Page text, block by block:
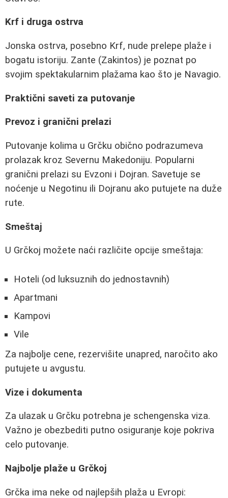
Krf i druga ostrva
Jonska ostrva, posebno Krf, nude prelepe plaže i
bogatu istoriju. Zante (Zakintos) je poznat po
svojim spektakularnim plažama kao što je Navagio.
Praktični saveti za putovanje
Prevoz i granični prelazi
Putovanje kolima u Grčku obično podrazumeva
prolazak kroz Severnu Makedoniju. Popularni
granični prelazi su Evzoni i Dojran. Savetuje se
noćenje u Negotinu ili Dojranu ako putujete na duže
rute.
Smeštaj
U Grčkoj možete naći različite opcije smeštaja:
Hoteli (od luksuznih do jednostavnih)
Apartmani
Kampovi
Vile
Za najbolje cene, rezervišite unapred, naročito ako
putujete u avgustu.
Vize i dokumenta
Za ulazak u Grčku potrebna je schengenska viza.
Važno je obezbediti putno osiguranje koje pokriva
celo putovanje.
Najbolje plaže u Grčkoj
Grčka ima neke od najlepših plaža u Evropi: